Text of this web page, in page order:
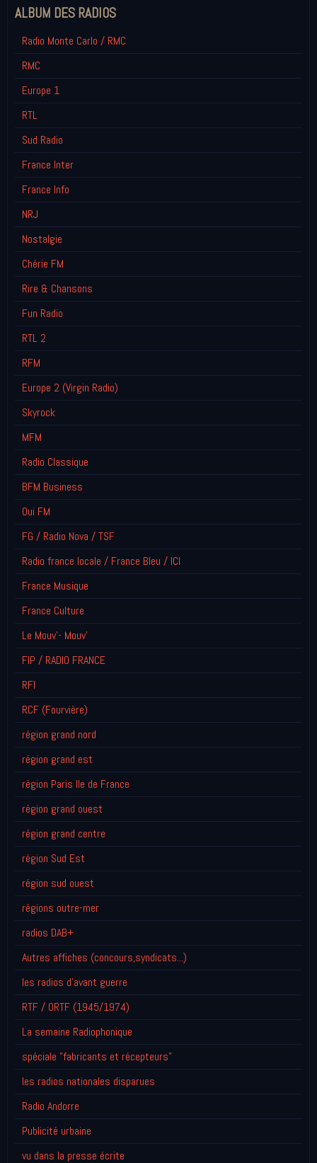
ALBUM DES RADIOS
Radio Monte Carlo / RMC
RMC
Europe 1
RTL
Sud Radio
France Inter
France Info
NRJ
Nostalgie
Chérie FM
Rire & Chansons
Fun Radio
RTL 2
RFM
Europe 2 (Virgin Radio)
Skyrock
MFM
Radio Classique
BFM Business
Oui FM
FG / Radio Nova / TSF
Radio france locale / France Bleu / ICI
France Musique
France Culture
Le Mouv'- Mouv'
FIP / RADIO FRANCE
RFI
RCF (Fourvière)
région grand nord
région grand est
région Paris Ile de France
région grand ouest
région grand centre
région Sud Est
région sud ouest
régions outre-mer
radios DAB+
Autres affiches (concours,syndicats...)
les radios d'avant guerre
RTF / ORTF (1945/1974)
La semaine Radiophonique
spéciale "fabricants et récepteurs"
les radios nationales disparues
Radio Andorre
Publicité urbaine
vu dans la presse écrite